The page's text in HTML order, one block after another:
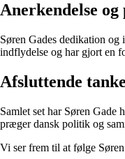
Anerkendelse
Søren Gades dedikation
indflydelse og har gjort en
Afsluttende
Samlet set har Søren Gade
præger dansk politik og
Vi ser frem til at følge